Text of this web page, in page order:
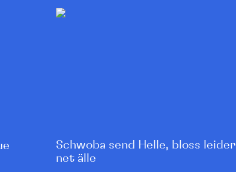
Schwoba send Helle, bloss leider
net älle